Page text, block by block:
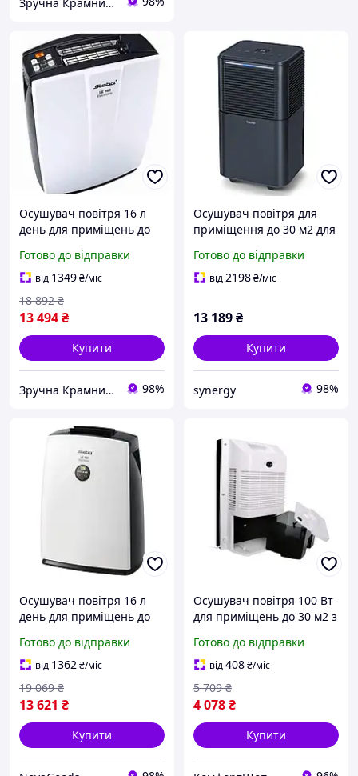
Осушувач повітря 16 л
день для приміщень до
керування Steba MK-
13018
Готово до відправки
від 1349₴/міс
13 494₴
18 892 ₴
Купити
Зручна Крамниця 98%
Осушувач повітря для
приміщення до 30 м2 для
підвалів LE 150 Beurer,
Німеччина
Готово до відправки
від2198₴/міс
13 189₴
Купити
synergy 98%
Осушувач повітря 16 л
день для приміщень до
керування Steba GN-
12951
Готово до відправки
від 1362₴/міс
13 621 ₴
19 069 ₴
Купити
Осушувач повітря 100 Вт
для приміщень до 30 м2 з
FK-9808
Готово до відправки
від408₴/міс
4 078₴
5 709 ₴
Купити